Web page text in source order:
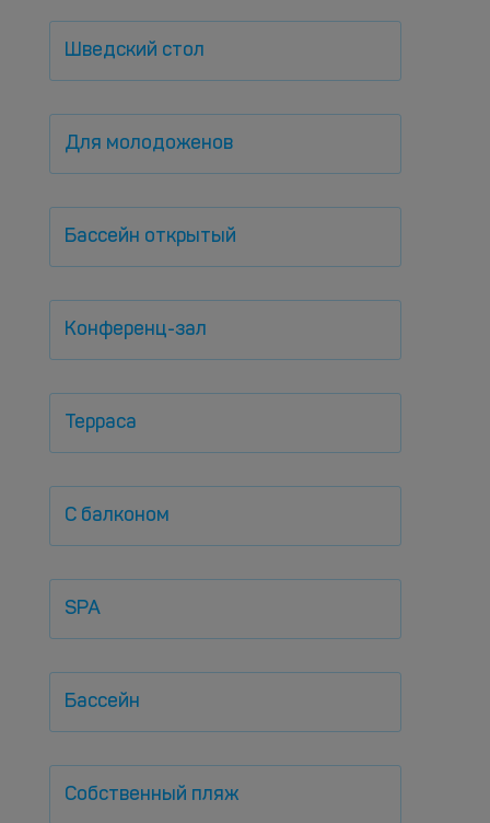
Шведский стол
Для молодоженов
Бассейн открытый
Конференц-зал
Терраса
С балконом
SPA
Бассейн
Собственный пляж